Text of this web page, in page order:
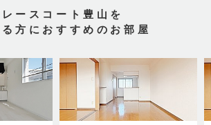
レースコート豊山を
る方におすすめのお部屋